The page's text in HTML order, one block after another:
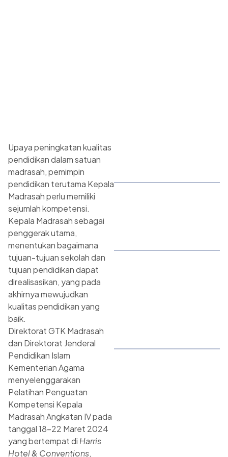
Upaya peningkatan kualitas
pendidikan dalam satuan
madrasah, pemimpin
pendidikan terutama Kepala
Madrasah perlu memiliki
sejumlah kompetensi.
Kepala Madrasah sebagai
penggerak utama,
menentukan bagaimana
tujuan-tujuan sekolah dan
tujuan pendidikan dapat
direalisasikan, yang pada
akhirnya mewujudkan
kualitas pendidikan yang
baik.
Direktorat GTK Madrasah
dan Direktorat Jenderal
Pendidikan Islam
Kementerian Agama
menyelenggarakan
Pelatihan Penguatan
Kompetensi Kepala
Madrasah Angkatan IV pada
tanggal 18-22 Maret 2024
yang bertempat di Harris
Hotel & Conventions,